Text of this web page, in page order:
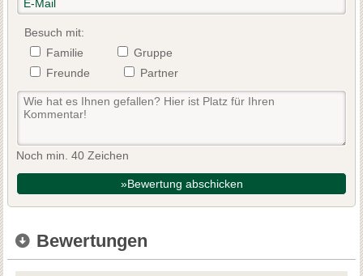
Besuch mit:
Familie
Gruppe
Freunde
Partner
Noch min. 40 Zeichen
»Bewertung abschicken
Bewertungen